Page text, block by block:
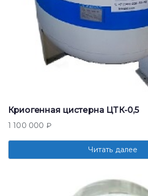
Криогенная цистерна ЦТК-0,5
1 100 000 ₽
Читать далее